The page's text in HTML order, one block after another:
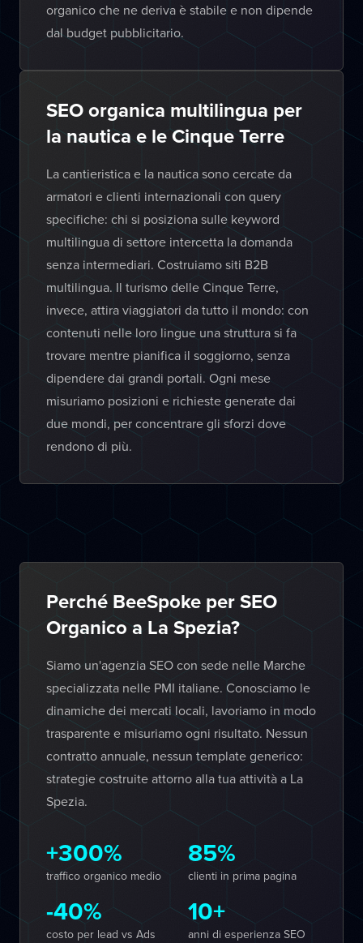
organico che ne deriva è stabile e non dipende
dal budget pubblicitario.
SEO organica multilingua per
la nautica e le Cinque Terre
La cantieristica e la nautica sono cercate da
armatori e clienti internazionali con query
specifiche: chi si posiziona sulle keyword
multilingua di settore intercetta la domanda
senza intermediari. Costruiamo siti B2B
multilingua. Il turismo delle Cinque Terre,
invece, attira viaggiatori da tutto il mondo: con
contenuti nelle loro lingue una struttura si fa
trovare mentre pianifica il soggiorno, senza
dipendere dai grandi portali. Ogni mese
misuriamo posizioni e richieste generate dai
due mondi, per concentrare gli sforzi dove
rendono di più.
Perché BeeSpoke per SEO
Organico a La Spezia?
Siamo un'agenzia SEO con sede nelle Marche
specializzata nelle PMI italiane. Conosciamo le
dinamiche dei mercati locali, lavoriamo in modo
trasparente e misuriamo ogni risultato. Nessun
contratto annuale, nessun template generico:
strategie costruite attorno alla tua attività a La
Spezia.
+300%
traffico organico medio
85%
clienti in prima pagina
-40%
costo per lead vs Ads
10+
anni di esperienza SEO